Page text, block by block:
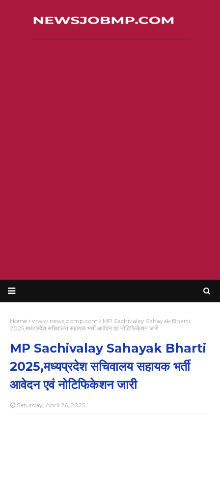
Home www.newsjobmp.com
MP Sachivalay Sahayak Bharti
2025,मध्यप्रदेश सचिवालय सहायक भर्ती आवेदन एवं नोटिफिकेशन जारी
MP Sachivalay Sahayak Bharti
2025,मध्यप्रदेश सचिवालय सहायक भर्ती
आवेदन एवं नोटिफिकेशन जारी
Saturday, April 26, 2025